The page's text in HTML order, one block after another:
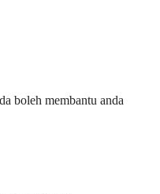
boleh membantu anda